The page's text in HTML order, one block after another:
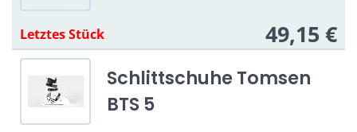
Datenschutzoptionen blockiert
Möchten Sie ein Youtube-Video laden?
Einmal zulassen
Letztes Stück 49,15 €
Schlittschuhe Tomsen
BTS 5